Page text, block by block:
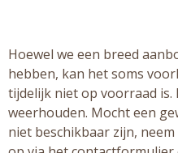
Hoewel we een breed
hebben, kan het soms
tijdelijk niet op voorraad
weerhouden. Mocht een
niet beschikbaar zijn,